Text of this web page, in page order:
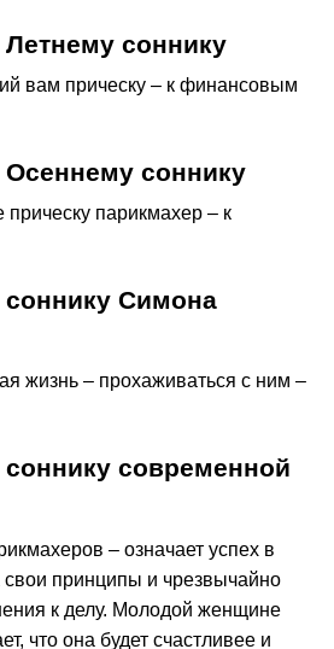
соннику
вам прическу – к финансовым
соннику
парикмахер – к
Симона
жизнь – прохаживаться с ним –
современной
– означает успех в
свои принципы и чрезвычайно
к делу. Молодой женщине
что она будет счастливее и